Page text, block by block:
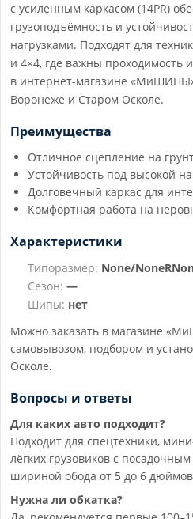
с усиленным каркасом (14PR)
грузоподъёмность и
нагрузками. Подходят для
и 4×4, где важны проходимость
в интернет-магазине
Воронеже и Старом Осколе.
Преимущества
Отличное сцепление на
Устойчивость под высокой
Долговечный каркас для
Комфортная работа на
Характеристики
Типоразмер: None/
Сезон: —
Шипы: нет
Можно заказать в магазине
самовывозом, подбором и
Осколе.
Вопросы и ответы
Для каких авто подходит?
Подходит для спецтехники,
лёгких грузовиков с
шириной обода от 5 до 6
Нужна ли обкатка?